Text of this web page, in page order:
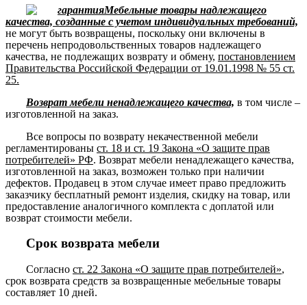
Мебельные товары надлежащего
качества, созданные с учетом индивидуальных требований,
не могут быть возвращены, поскольку они включены в
перечень непродовольственных товаров надлежащего
качества, не подлежащих возврату и обмену, постановлением
Правительства Российской Федерации от 19.01.1998 № 55 ст.
25.
Возврат мебели ненадлежащего качества, в том числе –
изготовленной на заказ.
Все вопросы по возврату некачественной мебели
регламентированы ст. 18 и ст. 19 Закона «О защите прав
потребителей» РФ. Возврат мебели ненадлежащего качества,
изготовленной на заказ, возможен только при наличии
дефектов. Продавец в этом случае имеет право предложить
заказчику бесплатный ремонт изделия, скидку на товар, или
предоставление аналогичного комплекта с доплатой или
возврат стоимости мебели.
Срок возврата мебели
Согласно ст. 22 Закона «О защите прав потребителей»,
срок возврата средств за возвращенные мебельные товары
составляет 10 дней.